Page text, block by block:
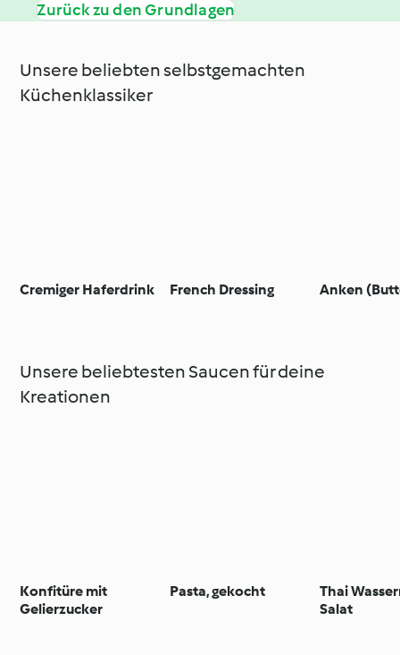
Zurück zu den Grundlagen
Unsere beliebten selbstgemachten
Küchenklassiker
Cremiger Haferdrink French Dressing Anken
Unsere beliebtesten Saucen für deine
Kreationen
Konfitüre mit
Gelierzucker
Pasta, gekocht
Thai
Salat